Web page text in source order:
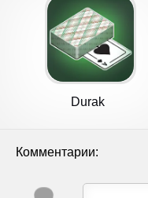
Durak
Комментарии: